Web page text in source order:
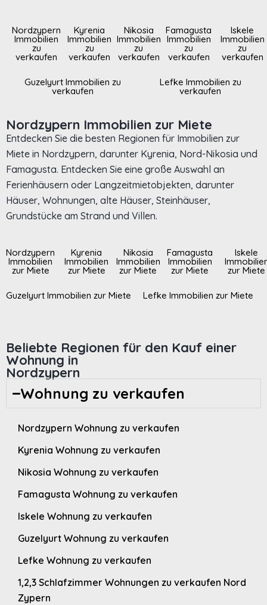
Nordzypern
Immobilien
zu
verkaufen
Kyrenia
Immobilien
zu
verkaufen
Nikosia
Immobilien
zu
verkaufen
Famagusta
Immobilien
zu
verkaufen
Iskele
Immobilien
zu
verkaufen
Guzelyurt Immobilien zu
verkaufen
Lefke Immobilien zu
verkaufen
Nordzypern Immobilien zur Miete
Entdecken Sie die besten Regionen für Immobilien zur
Miete in Nordzypern, darunter Kyrenia, Nord-Nikosia und
Famagusta. Entdecken Sie eine große Auswahl an
Ferienhäusern oder Langzeitmietobjekten, darunter
Häuser, Wohnungen, alte Häuser, Steinhäuser,
Grundstücke am Strand und Villen.
Nordzypern
Immobilien
zur Miete
Kyrenia
Immobilien
zur Miete
Nikosia
Immobilien
zur Miete
Famagusta
Immobilien
zur Miete
Iskele
zur Miete
Guzelyurt Immobilien zur Miete Lefke Immobilien zur Miete
Beliebte Regionen für den Kauf einer
Wohnung in
Nordzypern
Wohnung zu verkaufen
Nordzypern Wohnung zu verkaufen
Kyrenia Wohnung zu verkaufen
Nikosia Wohnung zu verkaufen
Famagusta Wohnung zu verkaufen
Iskele Wohnung zu verkaufen
Guzelyurt Wohnung zu verkaufen
Lefke Wohnung zu verkaufen
1,2,3 Schlafzimmer Wohnungen zu verkaufen Nord
Zypern